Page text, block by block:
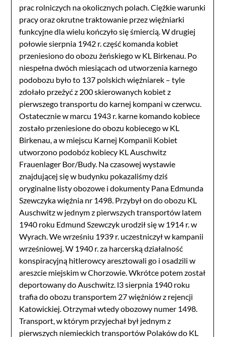
prac rolniczych na okolicznych polach. Ciężkie warunki
pracy oraz okrutne traktowanie przez więźniarki
funkcyjne dla wielu kończyło się śmiercią. W drugiej
połowie sierpnia 1942 r. część komanda kobiet
przeniesiono do obozu żeńskiego w KL Birkenau. Po
niespełna dwóch miesiącach od utworzenia karnego
podobozu było to 137 polskich więźniarek – tyle
zdołało przeżyć z 200 skierowanych kobiet z
pierwszego transportu do karnej kompani w czerwcu.
Ostatecznie w marcu 1943 r. karne komando kobiece
zostało przeniesione do obozu kobiecego w KL
Birkenau, a w miejscu Karnej Kompanii Kobiet
utworzono podobóz kobiecy KL Auschwitz
Frauenlager Bor/Budy. Na czasowej wystawie
znajdującej się w budynku pokazaliśmy dziś
oryginalne listy obozowe i dokumenty Pana Edmunda
Szewczyka więźnia nr 1498. Przybył on do obozu KL
Auschwitz w jednym z pierwszych transportów latem
1940 roku Edmund Szewczyk urodził się w 1914 r. w
Wyrach. We wrześniu 1939 r. uczestniczył w kampanii
wrześniowej. W 1940 r. za harcerską działalność
konspiracyjną hitlerowcy aresztowali go i osadzili w
areszcie miejskim w Chorzowie. Wkrótce potem został
deportowany do Auschwitz. l3 sierpnia 1940 roku
trafia do obozu transportem 27 więźniów z rejencji
Katowickiej. Otrzymał wtedy obozowy numer 1498.
Transport, w którym przyjechał był jednym z
pierwszych niemieckich transportów Polaków do KL